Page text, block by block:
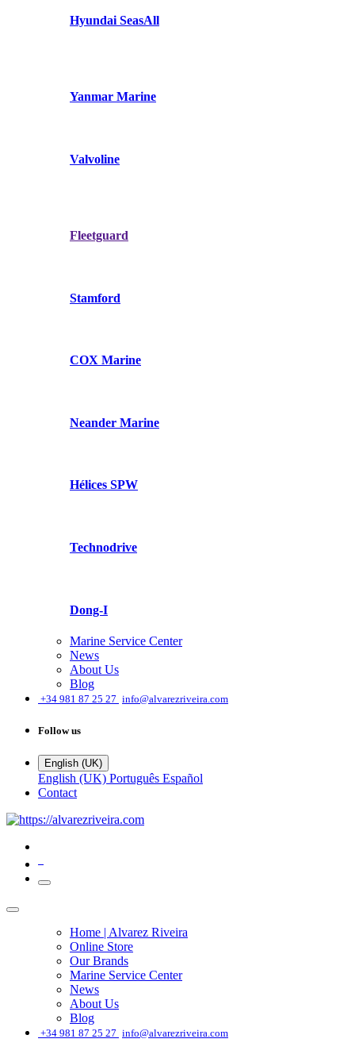
Hyundai SeasAll
Yanmar Marine
Valvoline
Fleetguard
Stamford
COX Marine
Neander Marine
Hélices SPW
Technodrive
Dong-I
Marine Service Center
News
About Us
Blog
+34 981 87 25 27 info@alvarezriveira.com
Follow us
English (UK)
English (UK) Português Español
Contact
Home | Alvarez Riveira
Online Store
Our Brands
Marine Service Center
News
About Us
Blog
+34 981 87 25 27 info@alvarezriveira.com